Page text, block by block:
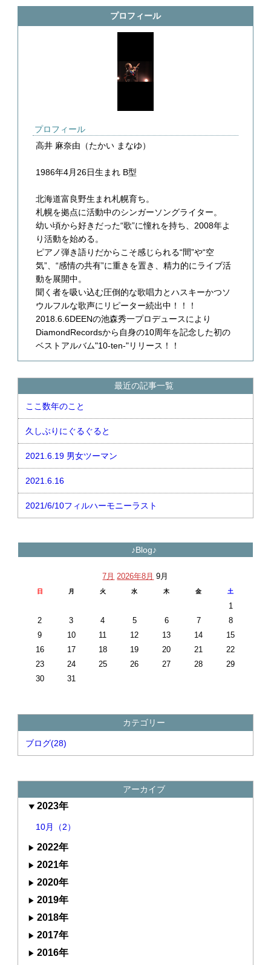
プロフィール
プロフィール
高井 麻奈由（たかい まなゆ）
1986年4月26日生まれ B型
北海道富良野生まれ札幌育ち。
札幌を拠点に活動中のシンガーソングライター。
幼い頃から好きだった“歌”に憧れを持ち、2008年よ
り活動を始める。
ピアノ弾き語りだからこそ感じられる“間”や“空
気”、“感情の共有”に重きを置き、精力的にライブ活
動を展開中。
聞く者を吸い込む圧倒的な歌唱力とハスキーかつソ
ウルフルな歌声にリピーター続出中！！！
2018.6.6DEENの池森秀一プロデュースにより
DiamondRecordsから自身の10周年を記念した初の
ベストアルバム"10-ten-"リリース！！
最近の記事一覧
ここ数年のこと
久しぶりにぐるぐると
2021.6.19 男女ツーマン
2021.6.16
2021/6/10フィルハーモニーラスト
♪Blog♪
7月 2026年8月 9月
日 月 火 水 木 金 土
1
2
3 4 5 6 7
8
9
10 11 12 13 14
15
16
17 18 19 20 21
22
23
24 25 26 27 28
29
30
31
カテゴリー
ブログ(28)
アーカイブ
2023年
10月（2）
2022年
2021年
2020年
2019年
2018年
2017年
2016年